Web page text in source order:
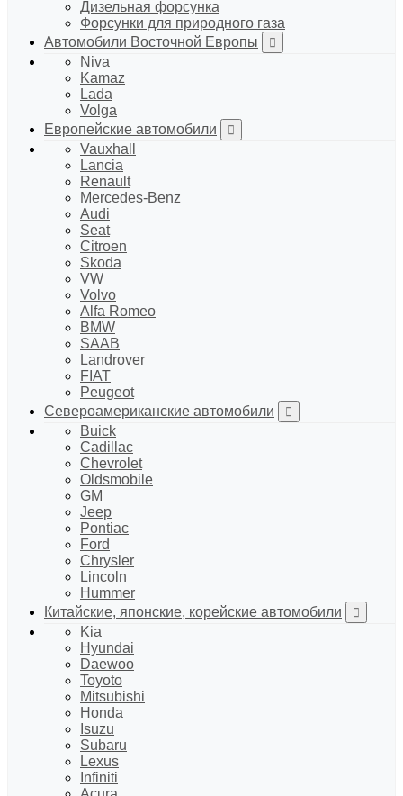
Дизельная форсунка
Форсунки для природного газа
Автомобили Восточной Европы
Niva
Kamaz
Lada
Volga
Европейские автомобили
Vauxhall
Lancia
Renault
Mercedes-Benz
Audi
Seat
Citroen
Skoda
VW
Volvo
Alfa Romeo
BMW
SAAB
Landrover
FIAT
Peugeot
Североамериканские автомобили
Buick
Cadillac
Chevrolet
Oldsmobile
GM
Jeep
Pontiac
Ford
Chrysler
Lincoln
Hummer
Китайские, японские, корейские автомобили
Kia
Hyundai
Daewoo
Toyoto
Mitsubishi
Honda
Isuzu
Subaru
Lexus
Infiniti